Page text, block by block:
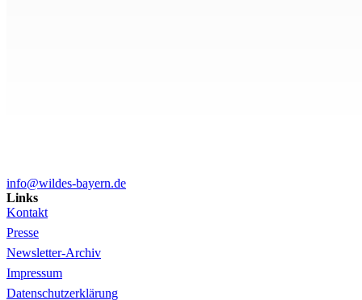
info@wildes-bayern.de
Links
Kontakt
Presse
Newsletter-Archiv
Impressum
Datenschutzerklärung